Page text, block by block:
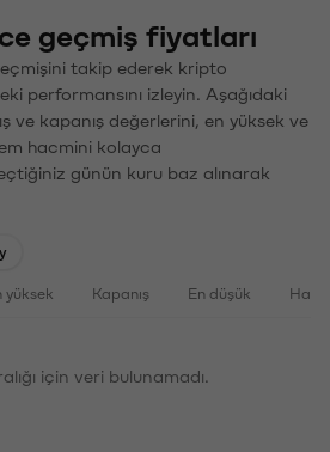
geçmiş fiyatları
takip ederek kripto
performansını izleyin. Aşağıdaki
ve kapanış değerlerini, en yüksek ve
hacmini kolayca
günün kuru baz alınarak
yüksek Kapanış En düşük
için veri bulunamadı.